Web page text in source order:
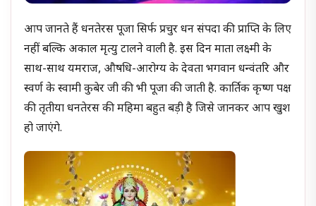
आप जानते हैं धनतेरस पूजा सिर्फ प्रचुर धन संपदा की प्राप्ति के लिए
नहीं बल्कि अकाल मृत्यु टालने वाली है. इस दिन माता लक्ष्मी के
साथ-साथ यमराज, औषधि-आरोग्य के देवता भगवान धन्वंतरि और
स्वर्ण के स्वामी कुबेर जी की भी पूजा की जाती है. कार्तिक कृष्ण पक्ष
की तृतीया धनतेरस की महिमा बहुत बड़ी है जिसे जानकर आप खुश
हो जाएंगे.